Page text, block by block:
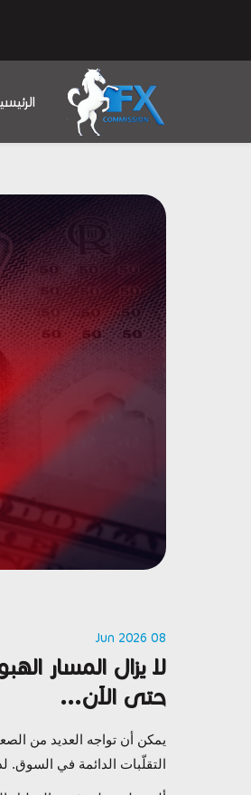
08 Jun 2026
لا يزال المسار
حتى الآن...
يمكن أن تواجه العديد من
التقلّبات الدائمة في السوق.